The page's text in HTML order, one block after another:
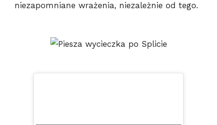
niezapomniane wrażenia, niezależnie od tego.